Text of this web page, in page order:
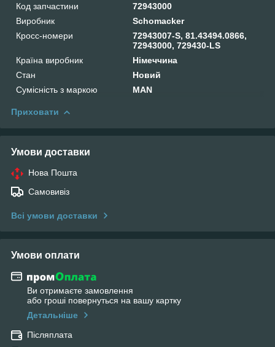
Код запчастини
72943000
Виробник
Schomacker
Кросс-номери
72943007-S, 81.43494.0866,
72943000, 729430-LS
Країна виробник
Німеччина
Стан
Новий
Сумісність з маркою
MAN
Приховати
Умови доставки
Нова Пошта
Самовивіз
Всі умови доставки
Умови оплати
Ви отримаєте замовлення
або гроші повернуться на вашу картку
Детальніше
Післяплата